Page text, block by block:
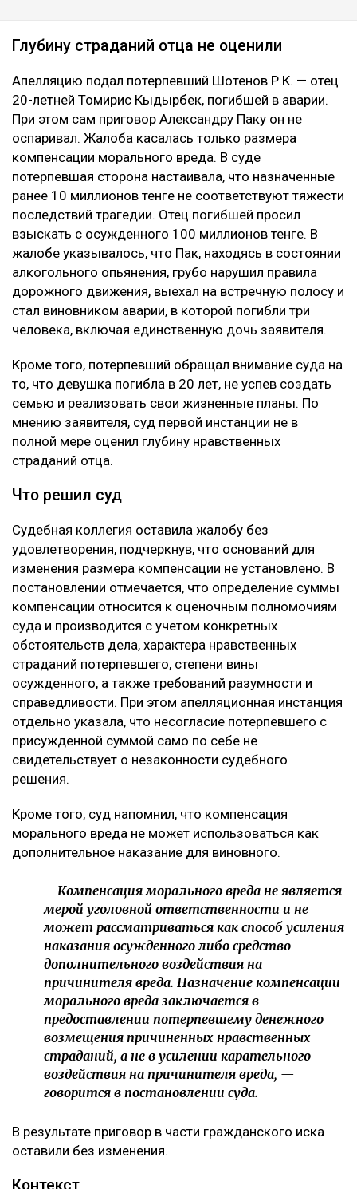
Глубину страданий отца не оценили
Апелляцию подал потерпевший Шотенов Р.К. — отец
20-летней Томирис Кыдырбек, погибшей в аварии.
При этом сам приговор Александру Паку он не
оспаривал. Жалоба касалась только размера
компенсации морального вреда. В суде
потерпевшая сторона настаивала, что назначенные
ранее 10 миллионов тенге не соответствуют тяжести
последствий трагедии. Отец погибшей просил
взыскать с осужденного 100 миллионов тенге. В
жалобе указывалось, что Пак, находясь в состоянии
алкогольного опьянения, грубо нарушил правила
дорожного движения, выехал на встречную полосу и
стал виновником аварии, в которой погибли три
человека, включая единственную дочь заявителя.
Кроме того, потерпевший обращал внимание суда на
то, что девушка погибла в 20 лет, не успев создать
семью и реализовать свои жизненные планы. По
мнению заявителя, суд первой инстанции не в
полной мере оценил глубину нравственных
страданий отца.
Что решил суд
Судебная коллегия оставила жалобу без
удовлетворения, подчеркнув, что оснований для
изменения размера компенсации не установлено. В
постановлении отмечается, что определение суммы
компенсации относится к оценочным полномочиям
суда и производится с учетом конкретных
обстоятельств дела, характера нравственных
страданий потерпевшего, степени вины
осужденного, а также требований разумности и
справедливости. При этом апелляционная инстанция
отдельно указала, что несогласие потерпевшего с
присужденной суммой само по себе не
свидетельствует о незаконности судебного
решения.
Кроме того, суд напомнил, что компенсация
морального вреда не может использоваться как
дополнительное наказание для виновного.
– Компенсация морального вреда не является
мерой уголовной ответственности и не
может рассматриваться как способ усиления
наказания осужденного либо средство
дополнительного воздействия на
причинителя вреда. Назначение компенсации
морального вреда заключается в
предоставлении потерпевшему денежного
возмещения причиненных нравственных
страданий, а не в усилении карательного
воздействия на причинителя вреда, —
говорится в постановлении суда.
В результате приговор в части гражданского иска
оставили без изменения.
Контекст